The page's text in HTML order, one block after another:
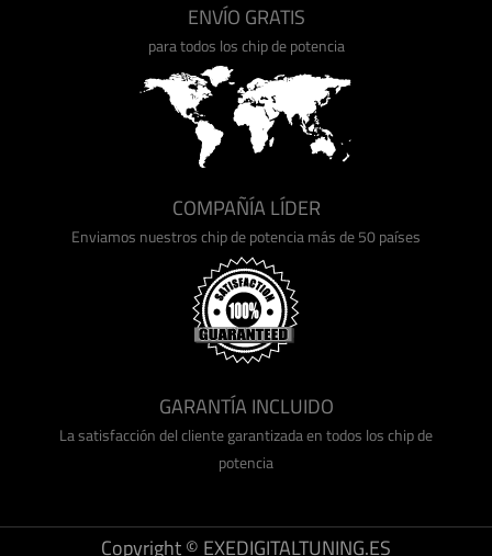
ENVÍO GRATIS
para todos los chip de potencia
COMPAÑÍA LÍDER
Enviamos nuestros chip de potencia más de 50 países
GARANTÍA INCLUIDO
La satisfacción del cliente garantizada en todos los chip de
potencia
Copyright © EXEDIGITALTUNING.ES